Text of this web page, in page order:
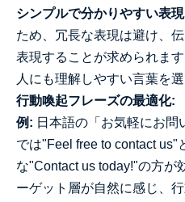
シンプルで分かりやすい表
ため、冗長な表現は避け、
表現することが求められま
人にも理解しやすい言葉を選
行動喚起フレーズの最適化:
例: 日本語の「お気軽にお
では"Feel free to contact us"
な"Contact us today!"の方が
ーゲット層が自然に感じ、